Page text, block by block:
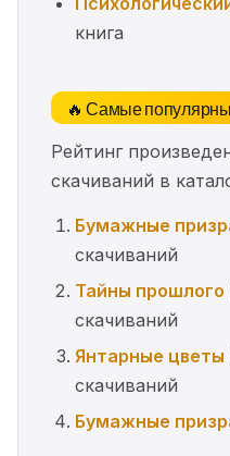
книга
🔥 Самые
Рейтинг
скачиваний в
Бумажные
скачиваний
Тайны прошлого
скачиваний
Янтарные цветы
скачиваний
Бумажные